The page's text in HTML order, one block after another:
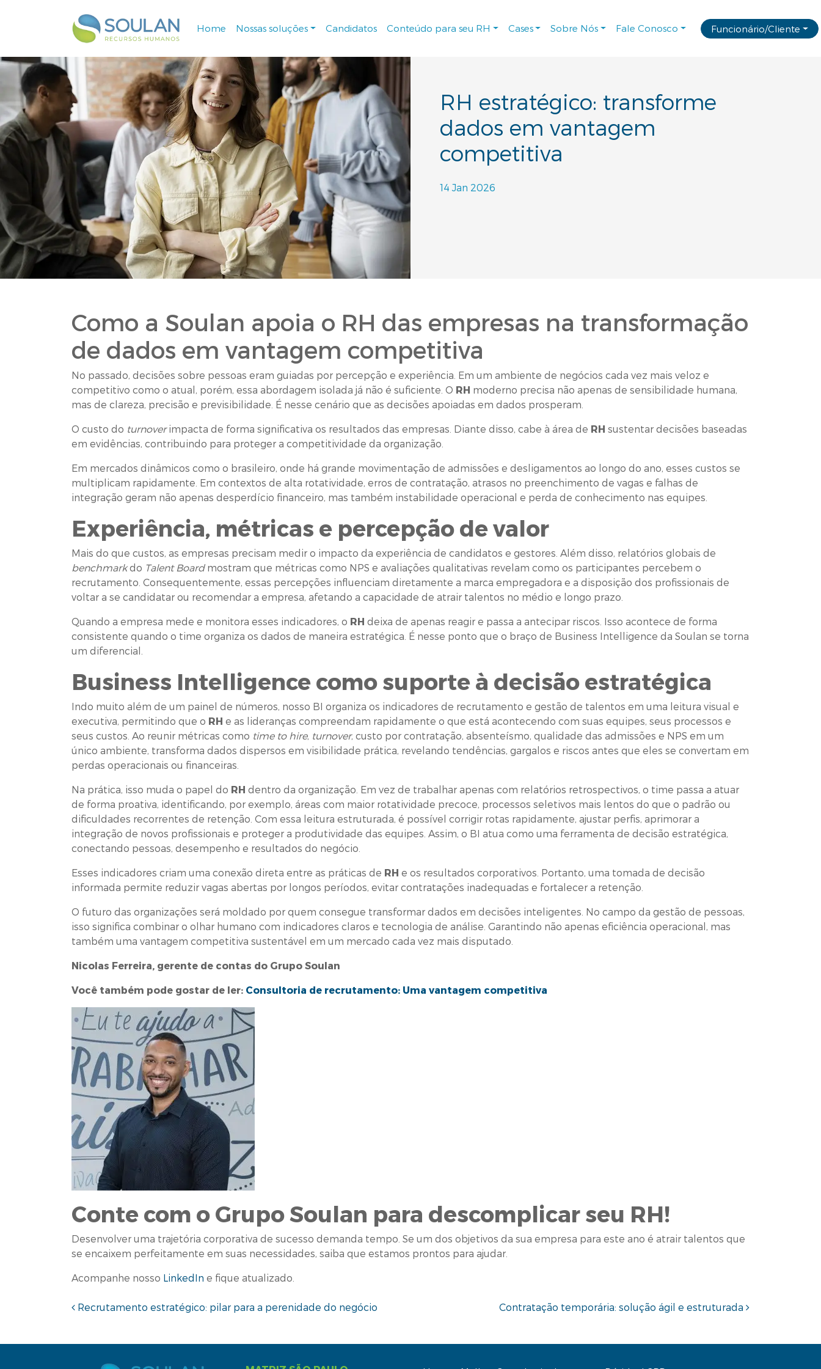
Navegação principal
Home Nossas soluções Candidatos Conteúdo para seu RH Cases Sobre Nós Fale Conosco Funcionário/Cliente
RH estratégico: transforme
dados em vantagem
competitiva
14 Jan 2026
Como a Soulan apoia o RH das empresas na transformação
de dados em vantagem competitiva
No passado, decisões sobre pessoas eram guiadas por percepção e experiência. Em um ambiente de negócios cada vez mais veloz e
competitivo como o atual, porém, essa abordagem isolada já não é suficiente. O RH moderno precisa não apenas de sensibilidade humana,
mas de clareza, precisão e previsibilidade. É nesse cenário que as decisões apoiadas em dados prosperam.
O custo do turnoverimpacta de forma significativa os resultados das empresas. Diante disso, cabe à área de RH sustentar decisões baseadas
em evidências, contribuindo para proteger a competitividade da organização.
Em mercados dinâmicos como o brasileiro, onde há grande movimentação de admissões e desligamentos ao longo do ano, esses custos se
multiplicam rapidamente. Em contextos de alta rotatividade, erros de contratação, atrasos no preenchimento de vagas e falhas de
integração geram não apenas desperdício financeiro, mas também instabilidade operacional e perda de conhecimento nas equipes.
Experiência, métricas e percepção de valor
Mais do que custos, as empresas precisam medir o impacto da experiência de candidatos e gestores. Além disso, relatórios globais de
benchmarkdo Talent Boardmostram que métricas como NPS e avaliações qualitativas revelam como os participantes percebem o
recrutamento. Consequentemente, essas percepções influenciam diretamente a marca empregadora e a disposição dos profissionais de
voltar a se candidatar ou recomendar a empresa, afetando a capacidade de atrair talentos no médio e longo prazo.
Quando a empresa mede e monitora esses indicadores, o RH deixa de apenas reagir e passa a antecipar riscos. Isso acontece de forma
consistente quando o time organiza os dados de maneira estratégica. É nesse ponto que o braço de Business Intelligence da Soulan se torna
um diferencial.
Business Intelligence como suporte à decisão estratégica
Indo muito além de um painel de números, nosso BI organiza os indicadores de recrutamento e gestão de talentos em uma leitura visual e
executiva, permitindo que o RH e as lideranças compreendam rapidamente o que está acontecendo com suas equipes, seus processos e
seus custos. Ao reunir métricas como time to hire, turnover, custo por contratação, absenteísmo, qualidade das admissões e NPS em um
único ambiente, transforma dados dispersos em visibilidade prática, revelando tendências, gargalos e riscos antes que eles se convertam em
perdas operacionais ou financeiras.
Na prática, isso muda o papel do RH dentro da organização. Em vez de trabalhar apenas com relatórios retrospectivos, o time passa a atuar
de forma proativa, identificando, por exemplo, áreas com maior rotatividade precoce, processos seletivos mais lentos do que o padrão ou
dificuldades recorrentes de retenção. Com essa leitura estruturada, é possível corrigir rotas rapidamente, ajustar perfis, aprimorar a
integração de novos profissionais e proteger a produtividade das equipes. Assim, o BI atua como uma ferramenta de decisão estratégica,
conectando pessoas, desempenho e resultados do negócio.
Esses indicadores criam uma conexão direta entre as práticas de RH e os resultados corporativos. Portanto, uma tomada de decisão
informada permite reduzir vagas abertas por longos períodos, evitar contratações inadequadas e fortalecer a retenção.
O futuro das organizações será moldado por quem consegue transformar dados em decisões inteligentes. No campo da gestão de pessoas,
isso significa combinar o olhar humano com indicadores claros e tecnologia de análise. Garantindo não apenas eficiência operacional, mas
também uma vantagem competitiva sustentável em um mercado cada vez mais disputado.
Nicolas Ferreira, gerente de contas do Grupo Soulan
Você também pode gostar de ler: Consultoria de recrutamento: Uma vantagem competitiva
Conte com o Grupo Soulan para descomplicar seu RH!
Desenvolver uma trajetória corporativa de sucesso demanda tempo. Se um dos objetivos da sua empresa para este ano é atrair talentos que
se encaixem perfeitamente em suas necessidades, saiba que estamos prontos para ajudar.
Acompanhe nosso LinkedIn e fique atualizado.
Navegação de post
Recrutamento estratégico: pilar para a perenidade do negócio Contratação temporária: solução ágil e estruturada